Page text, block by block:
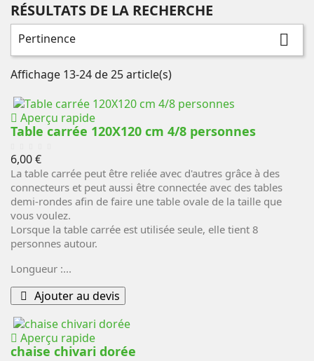
RÉSULTATS DE LA RECHERCHE
Pertinence 
Affichage 13-24 de 25 article(s)
Aperçu rapide
Table carrée 120X120 cm 4/8 personnes
Prix
6,00 €
La table carrée peut être reliée avec d'autres grâce à des
connecteurs et peut aussi être connectée avec des tables
demi-rondes afin de faire une table ovale de la taille que
vous voulez.
Lorsque la table carrée est utilisée seule, elle tient 8
personnes autour.
Longueur :...
Ajouter au devis
Aperçu rapide
chaise chivari dorée